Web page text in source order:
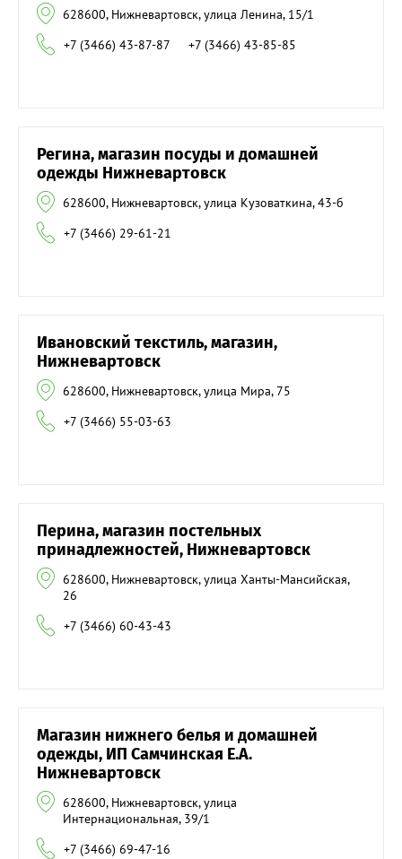
628600, Нижневартовск, улица Ленина, 15/1
+7 (3466) 43-87-87
+7 (3466) 43-85-85
Регина, магазин посуды и домашней
одежды Нижневартовск
628600, Нижневартовск, улица Кузоваткина, 43-б
+7 (3466) 29-61-21
Ивановский текстиль, магазин,
Нижневартовск
628600, Нижневартовск, улица Мира, 75
+7 (3466) 55-03-63
Перина, магазин постельных
принадлежностей, Нижневартовск
628600, Нижневартовск, улица Ханты-Мансийская,
26
+7 (3466) 60-43-43
Магазин нижнего белья и домашней
одежды, ИП Самчинская Е.А.
Нижневартовск
628600, Нижневартовск, улица
Интернациональная, 39/1
+7 (3466) 69-47-16